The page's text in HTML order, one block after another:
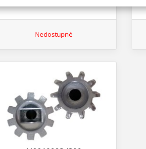
Nedostupné